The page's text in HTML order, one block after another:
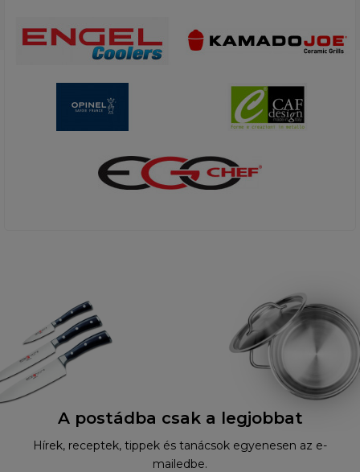
A postádba csak a legjobbat
Hírek, receptek, tippek és tanácsok egyenesen az e-
mailedbe.